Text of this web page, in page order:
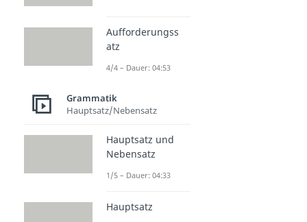
Aufforderungss
atz
4/4 – Dauer: 04:53
Grammatik
Hauptsatz/Nebensatz
Hauptsatz und
Nebensatz
1/5 – Dauer: 04:33
Hauptsatz